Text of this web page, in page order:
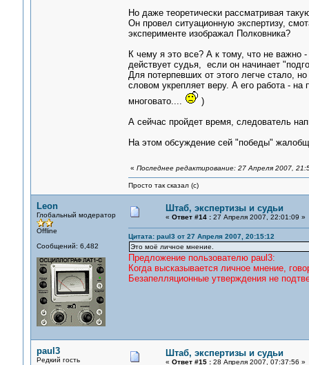
Но даже теоретически рассматривая
Он провел ситуационную экспертизу,
эксперименте изображал Полковника?
К чему я это все? А к тому, что не важно
действует судья, если он начинает
Для потерпевших от этого легче стало,
словом укрепляет веру. А его работа - на
многовато....
)
А сейчас пройдет время, следователь
На этом обсуждение сей "победы"
« Последнее редактирование: 27 Апреля 2007,
Просто так сказал (с)
Leon
Глобальный модератор
Offline
Сообщений: 6,482
Штаб, экспертизы и судьи
« Ответ #14 :27 Апреля 2007, 22:01:09 »
Цитата: paul3 от 27 Апреля 2007, 20:15:12
Это моё личное мнение.
Предложение пользователю paul3:
Когда высказывается личное мнение,
Безапелляционные утверждения не
paul3
Редкий гость
Штаб, экспертизы и судьи
« Ответ #15 :28 Апреля 2007, 07:37:56 »